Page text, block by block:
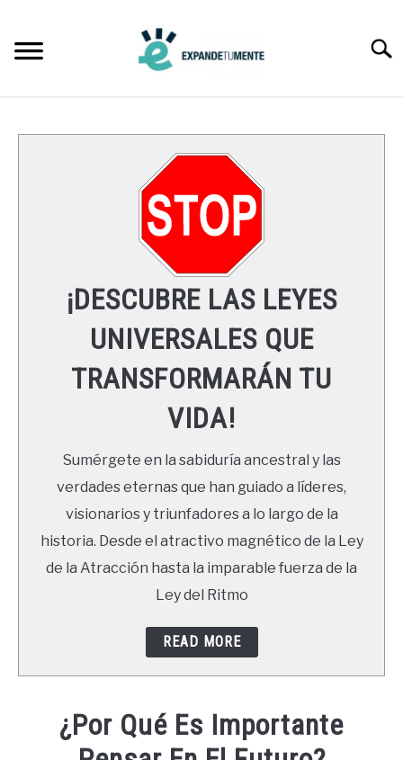
content
LEYES UNIVERSALES
RECURSOS
NEWSLETTER
¡DESCUBRE LAS LEYES
UNIVERSALES QUE
TRANSFORMARÁN TU
VIDA!
Sumérgete en la sabiduría ancestral y las
verdades eternas que han guiado a líderes,
visionarios y triunfadores a lo largo de la
historia. Desde el atractivo magnético de la Ley
de la Atracción hasta la imparable fuerza de la
Ley del Ritmo
READ MORE
¿Por Qué Es Importante